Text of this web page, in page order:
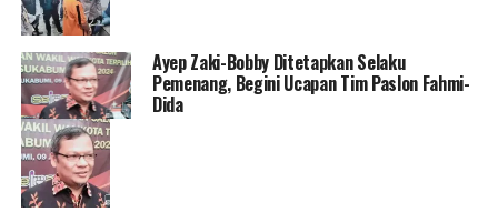
Ayep Zaki-Bobby Ditetapkan Selaku
Pemenang, Begini Ucapan Tim Paslon Fahmi-
Dida